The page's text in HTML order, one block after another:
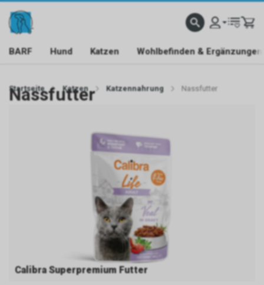
BARF Hund Katzen Wohlbefinden & Ergänzungen
Startseite Katzen Katzennahrung Nassfutter
Nassfutter
Calibra Superpremium Futter